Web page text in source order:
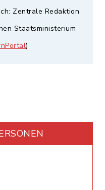
Zentrale Redaktion
Staatsministerium
)